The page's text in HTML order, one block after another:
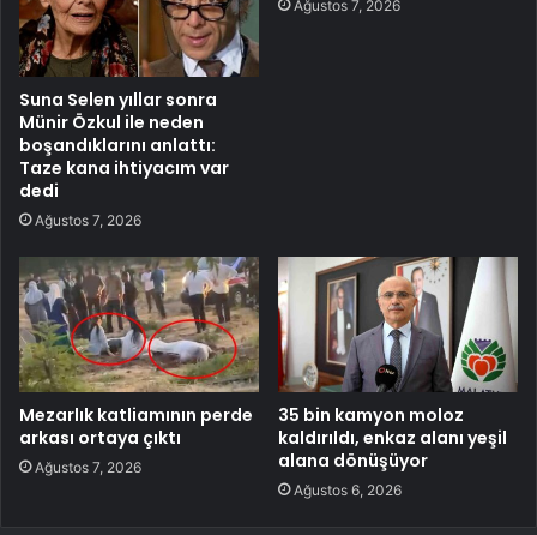
Suna Selen yıllar sonra
Münir Özkul ile neden
boşandıklarını anlattı:
Taze kana ihtiyacım var
dedi
Ağustos 7, 2026
Ağustos 7, 2026
Mezarlık katliamının perde
arkası ortaya çıktı
Ağustos 7, 2026
35 bin kamyon moloz
kaldırıldı, enkaz alanı yeşil
alana dönüşüyor
Ağustos 6, 2026